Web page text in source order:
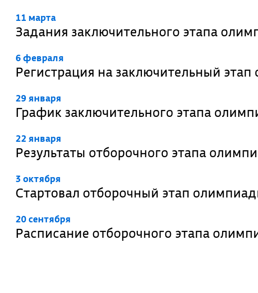
11 марта
Задания заключительного этапа
6 февраля
Регистрация на заключительный
29 января
График заключительного этапа
22 января
Результаты отборочного этапа
3 октября
Стартовал отборочный этап
20 сентября
Расписание отборочного этапа